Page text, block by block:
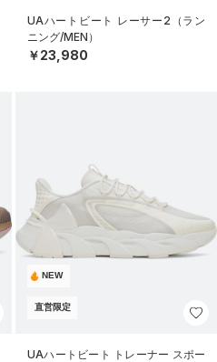
UAハートビート レーサー2（ラン
ニング/MEN）
￥23,980
NEW
直営限定
UAハートビート トレーナー スポー